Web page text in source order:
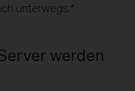
unterwegs.*
werden